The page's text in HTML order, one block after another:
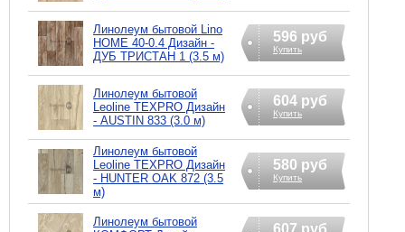
Линолеум бытовой Lino
HOME 40-0.4 Дизайн -
ДУБ ТРИСТАН 1 (3.5 м)
596 руб
Купить
Линолеум бытовой
Leoline TEXPRO Дизайн
- AUSTIN 833 (3.0 м)
604 руб
Купить
Линолеум бытовой
Leoline TEXPRO Дизайн
- HUNTER OAK 872 (3.5
м)
580 руб
Купить
Линолеум бытовой
607 руб